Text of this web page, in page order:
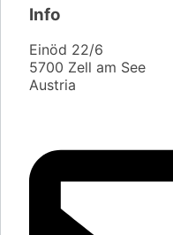
Info
Einöd 22/6
5700 Zell am See
Austria